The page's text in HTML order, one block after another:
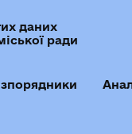
даних
ради